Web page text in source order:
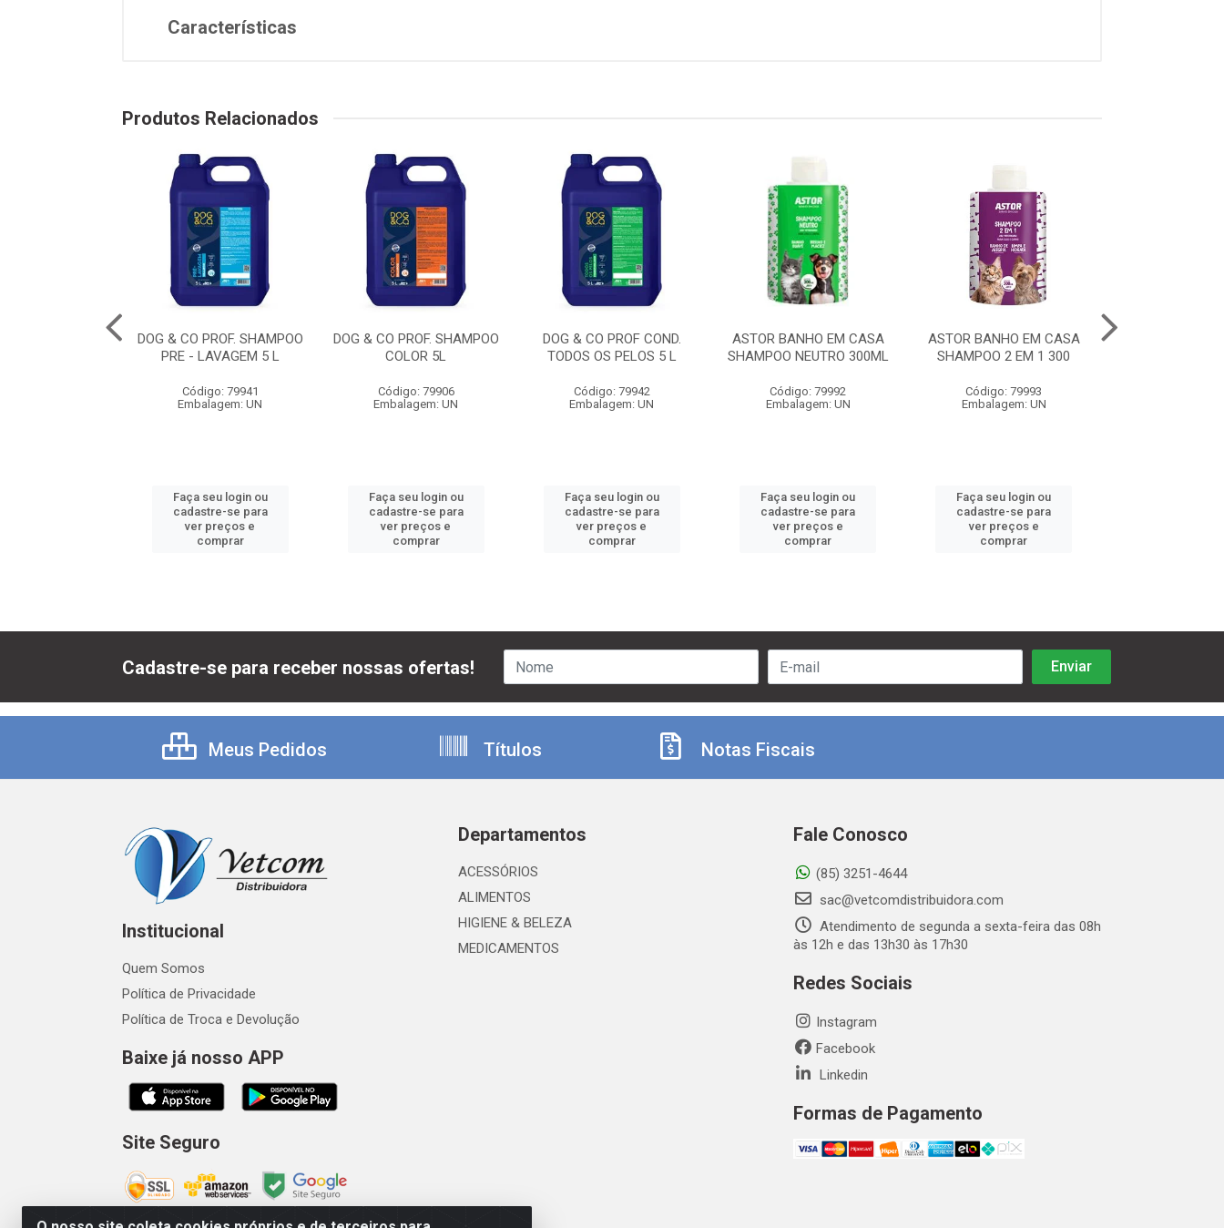
Características
Produtos Relacionados
DOG & CO PROF. SHAMPOO
PRE - LAVAGEM 5 L
Código: 79941
Embalagem: UN
Faça seu login ou
cadastre-se para
ver preços e
comprar
DOG & CO PROF. SHAMPOO
COLOR 5L
Código: 79906
Embalagem: UN
Faça seu login ou
cadastre-se para
ver preços e
comprar
DOG & CO PROF COND.
TODOS OS PELOS 5 L
Código: 79942
Embalagem: UN
Faça seu login ou
cadastre-se para
ver preços e
comprar
ASTOR BANHO EM CASA
SHAMPOO NEUTRO 300ML
Código: 79992
Embalagem: UN
Faça seu login ou
cadastre-se para
ver preços e
comprar
ASTOR BANHO EM CASA
SHAMPOO 2 EM 1 300
Código: 79993
Embalagem: UN
Faça seu login ou
cadastre-se para
ver preços e
comprar
Cadastre-se para receber nossas ofertas!
Meus Pedidos Títulos Notas Fiscais
Institucional
Quem Somos
Política de Privacidade
Política de Troca e Devolução
Baixe já nosso APP
Site Seguro
Departamentos
ACESSÓRIOS
ALIMENTOS
HIGIENE & BELEZA
MEDICAMENTOS
Fale Conosco
(85) 3251-4644
sac@vetcomdistribuidora.com
Atendimento de segunda a sexta-feira das 08h
às 12h e das 13h30 às 17h30
Redes Sociais
Instagram
Facebook
Linkedin
Formas de Pagamento